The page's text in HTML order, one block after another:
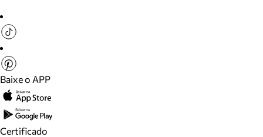
Baixe o APP
Certificado